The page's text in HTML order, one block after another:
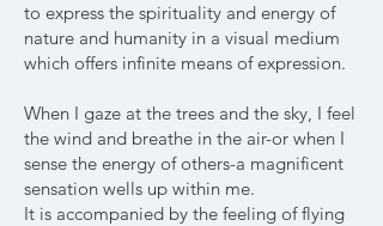
to express the spirituality and energy of
nature and humanity in a visual medium
which offers infinite means of expression.
When I gaze at the trees and the sky, I feel
the wind and breathe in the air-or when I
sense the energy of others-a magnificent
sensation wells up within me.
It is accompanied by the feeling of flying